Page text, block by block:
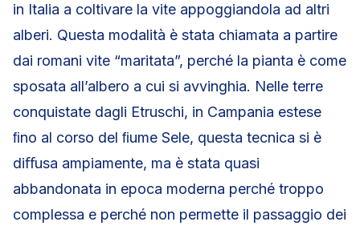
in Italia a coltivare la vite appoggiandola ad altri
alberi. Questa modalità è stata chiamata a partire
dai romani vite “maritata”, perché la pianta è come
sposata all’albero a cui si avvinghia. Nelle terre
conquistate dagli Etruschi, in Campania estese
ﬁno al corso del ﬁume Sele, questa tecnica si è
diﬀusa ampiamente, ma è stata quasi
abbandonata in epoca moderna perché troppo
complessa e perché non permette il passaggio dei